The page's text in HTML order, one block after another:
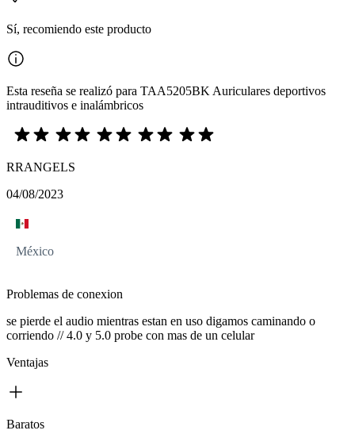
Sí, recomiendo este producto
Esta reseña se realizó para TAA5205BK Auriculares deportivos
intrauditivos e inalámbricos
RRANGELS
04/08/2023
México
Problemas de conexion
se pierde el audio mientras estan en uso digamos caminando o
corriendo // 4.0 y 5.0 probe con mas de un celular
Ventajas
Baratos